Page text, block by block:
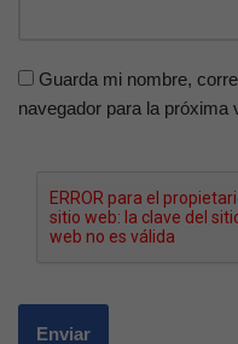
Guarda mi nombre,
navegador para la próxima